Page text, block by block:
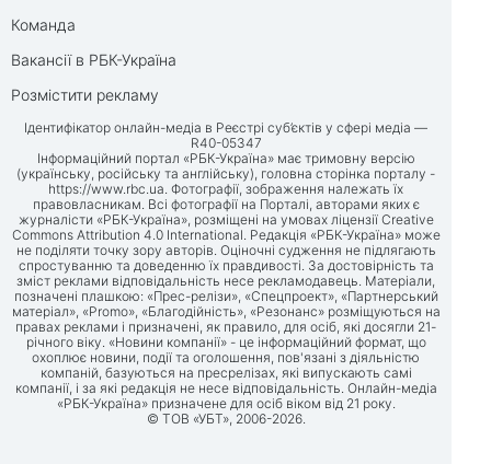
Команда
Вакансії в РБК-Україна
Розмістити рекламу
Ідентифікатор онлайн-медіа в Реєстрі суб’єктів у сфері медіа —
R40-05347
Інформаційний портал «РБК-Україна» має тримовну версію
(українську, російську та англійську), головна сторінка порталу -
https://www.rbc.ua. Фотографії, зображення належать їх
правовласникам. Всі фотографії на Порталі, авторами яких є
журналісти «РБК-Україна», розміщені на умовах ліцензії Creative
Commons Attribution 4.0 International. Редакція «РБК-Україна» може
не поділяти точку зору авторів. Оціночні судження не підлягають
спростуванню та доведенню їх правдивості. За достовірність та
зміст реклами відповідальність несе рекламодавець. Матеріали,
позначені плашкою: «Прес-релізи», «Спецпроект», «Партнерський
матеріал», «Promo», «Благодійність», «Резонанс» розміщуються на
правах реклами і призначені, як правило, для осіб, які досягли 21-
річного віку. «Новини компанії» - це інформаційний формат, що
охоплює новини, події та оголошення, пов'язані з діяльністю
компаній, базуються на пресрелізах, які випускають самі
компанії, і за які редакція не несе відповідальність. Онлайн-медіа
«РБК-Україна» призначене для осіб віком від 21 року.
© ТОВ «УБТ», 2006-2026.